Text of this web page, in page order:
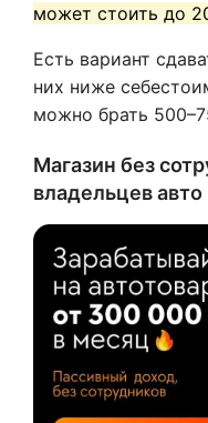
может стоить до
Есть вариант
них ниже
можно брать
Магазин без
владельцев авто